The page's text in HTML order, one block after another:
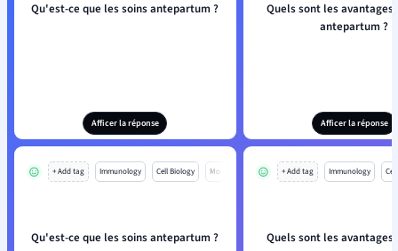
Qu'est-ce que les soins antepartum ?
Afficer la réponse
Quels sont les avantages
antepartum ?
Afficer la réponse
+ Add tag Immunology Cell Biology Mo
Qu'est-ce que les soins antepartum ?
+ Add tag Immunology
Quels sont les avantages